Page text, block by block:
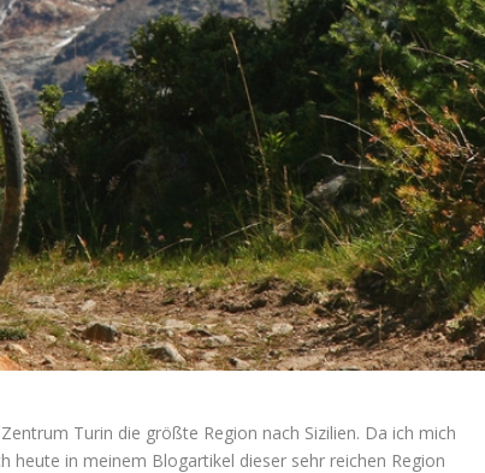
Turin die größte Region nach Sizilien. Da ich mich
in meinem Blogartikel dieser sehr reichen Region